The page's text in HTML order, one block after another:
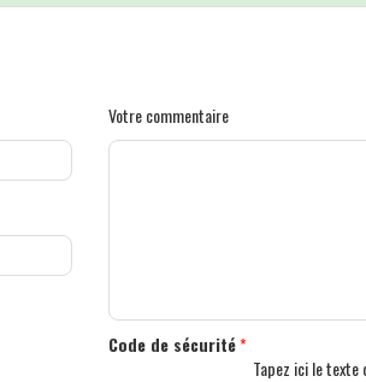
Votre commentaire
Code de sécurité*
Tapez ici le texte